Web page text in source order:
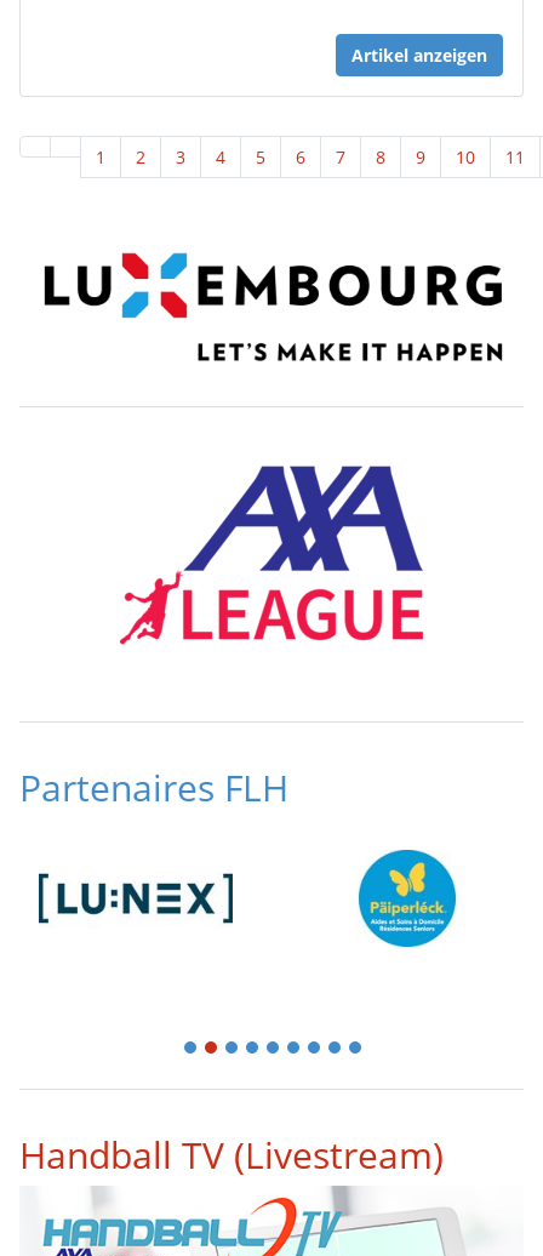
Artikel anzeigen
1 2 3 4 5 6 7 8 9 10 11
Partenaires FLH
1 2 3 4 5 6 7 8 9
Handball TV (Livestream)